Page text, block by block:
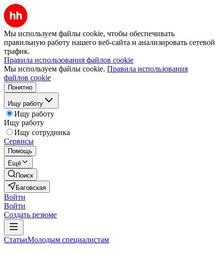
Мы используем файлы cookie, чтобы обеспечивать
правильную работу нашего веб-сайта и анализировать сетевой
трафик.
Правила использования файлов cookie
Мы используем файлы cookie. Правила использования
файлов cookie
Понятно
Ищу работу
Ищу работу
Ищу работу
Ищу сотрудника
Сервисы
Помощь
Ещё
Поиск
Баговская
Войти
Войти
Создать резюме
СтатьиМолодым специалистам